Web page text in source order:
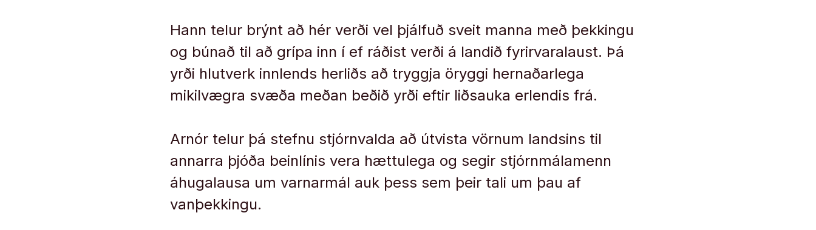
Hann telur brýnt að hér verði vel þjálfuð sveit manna með þekkingu
og búnað til að grípa inn í ef ráðist verði á landið fyrirvaralaust. Þá
yrði hlutverk innlends herliðs að tryggja öryggi hernaðarlega
mikilvægra svæða meðan beðið yrði eftir liðsauka erlendis frá.
Arnór telur þá stefnu stjórnvalda að útvista vörnum landsins til
annarra þjóða beinlínis vera hættulega og segir stjórnmálamenn
áhugalausa um varnarmál auk þess sem þeir tali um þau af
vanþekkingu.